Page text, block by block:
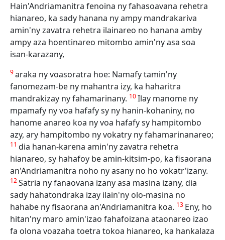
Hain'Andriamanitra fenoina ny fahasoavana rehetra
hianareo, ka sady hanana ny ampy mandrakariva
amin'ny zavatra rehetra ilainareo no hanana amby
ampy aza hoentinareo mitombo amin'ny asa soa
isan-karazany,
9araka ny voasoratra hoe: Namafy tamin'ny
fanomezam-be ny mahantra izy, ka haharitra
mandrakizay ny fahamarinany. 10Ilay manome ny
mpamafy ny voa hafafy sy ny hanin-kohaniny, no
hanome anareo koa ny voa hafafy sy hampitombo
azy, ary hampitombo ny vokatry ny fahamarinanareo;
11 dia hanan-karena amin'ny zavatra rehetra
hianareo, sy hahafoy be amin-kitsim-po, ka fisaorana
an'Andriamanitra noho ny asany no ho vokatr'izany.
12Satria ny fanaovana izany asa masina izany, dia
sady hahatondraka izay ilain'ny olo-masina no
hahabe ny fisaorana an'Andriamanitra koa. 13 Eny, ho
hitan'ny maro amin'izao fahafoizana ataonareo izao
fa olona voazaha toetra tokoa hianareo, ka hankalaza